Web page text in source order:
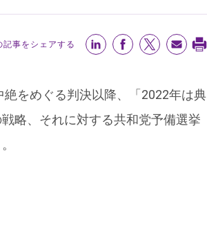
記事をシェアする
をめぐる判決以降、「2022年は典
略、それに対する共和党予備選挙